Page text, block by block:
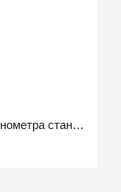
Манжета для механічного тонометра стандартна 22-32 см (2 трубки)